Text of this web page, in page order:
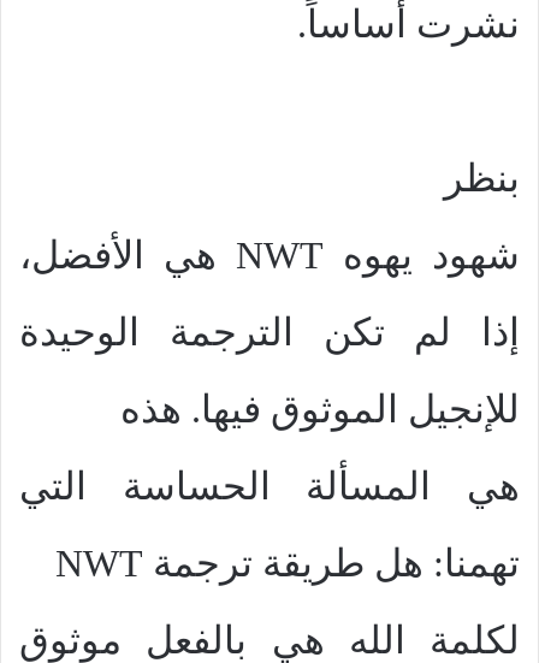
نشرت أساساً.
بنظر
شهود يهوه NWT هي الأفضل،
إذا لم تكن الترجمة الوحيدة
للإنجيل الموثوق فيها. هذه
هي المسألة الحساسة التي
تهمنا: هل طريقة ترجمة NWT
لكلمة الله هي بالفعل موثوق